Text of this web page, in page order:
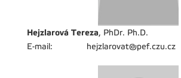
Hejzlarová Tereza, PhDr. Ph.D.
E-mail:
hejzlarovat@pef.czu.cz